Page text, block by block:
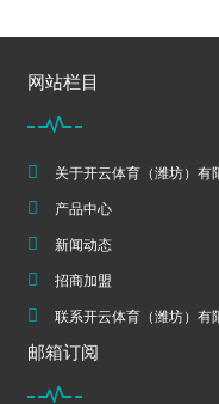
网站栏目
关于开云体育（潍坊）有
产品中心
新闻动态
招商加盟
联系开云体育（潍坊）有
邮箱订阅